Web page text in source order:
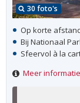
30 foto's
Op korte
Bij Nationaal
Sfeervol à la
Meer informatie